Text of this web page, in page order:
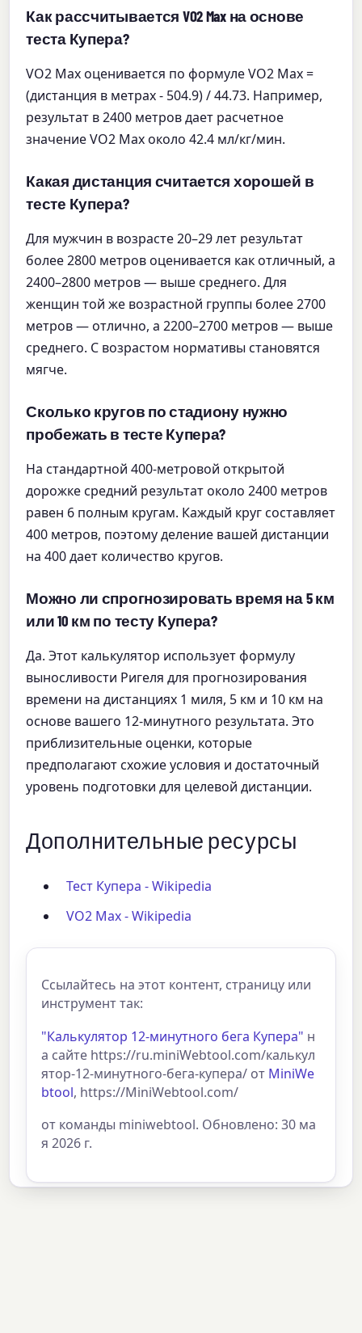
Как рассчитывается VO2 Max на основе
теста Купера?
VO2 Max оценивается по формуле VO2 Max =
(дистанция в метрах - 504.9) / 44.73. Например,
результат в 2400 метров дает расчетное
значение VO2 Max около 42.4 мл/кг/мин.
Какая дистанция считается хорошей в
тесте Купера?
Для мужчин в возрасте 20–29 лет результат
более 2800 метров оценивается как отличный, а
2400–2800 метров — выше среднего. Для
женщин той же возрастной группы более 2700
метров — отлично, а 2200–2700 метров — выше
среднего. С возрастом нормативы становятся
мягче.
Сколько кругов по стадиону нужно
пробежать в тесте Купера?
На стандартной 400-метровой открытой
дорожке средний результат около 2400 метров
равен 6 полным кругам. Каждый круг составляет
400 метров, поэтому деление вашей дистанции
на 400 дает количество кругов.
Можно ли спрогнозировать время на 5 км
или 10 км по тесту Купера?
Да. Этот калькулятор использует формулу
выносливости Ригеля для прогнозирования
времени на дистанциях 1 миля, 5 км и 10 км на
основе вашего 12-минутного результата. Это
приблизительные оценки, которые
предполагают схожие условия и достаточный
уровень подготовки для целевой дистанции.
Дополнительные ресурсы
Тест Купера - Wikipedia
VO2 Max - Wikipedia
Ссылайтесь на этот контент, страницу или
инструмент так:
"Калькулятор 12-минутного бега Купера" н
а сайте https://ru.miniWebtool.com/калькул
ятор-12-минутного-бега-купера/ от MiniWe
btool, https://MiniWebtool.com/
от команды miniwebtool. Обновлено: 30 ма
я 2026 г.